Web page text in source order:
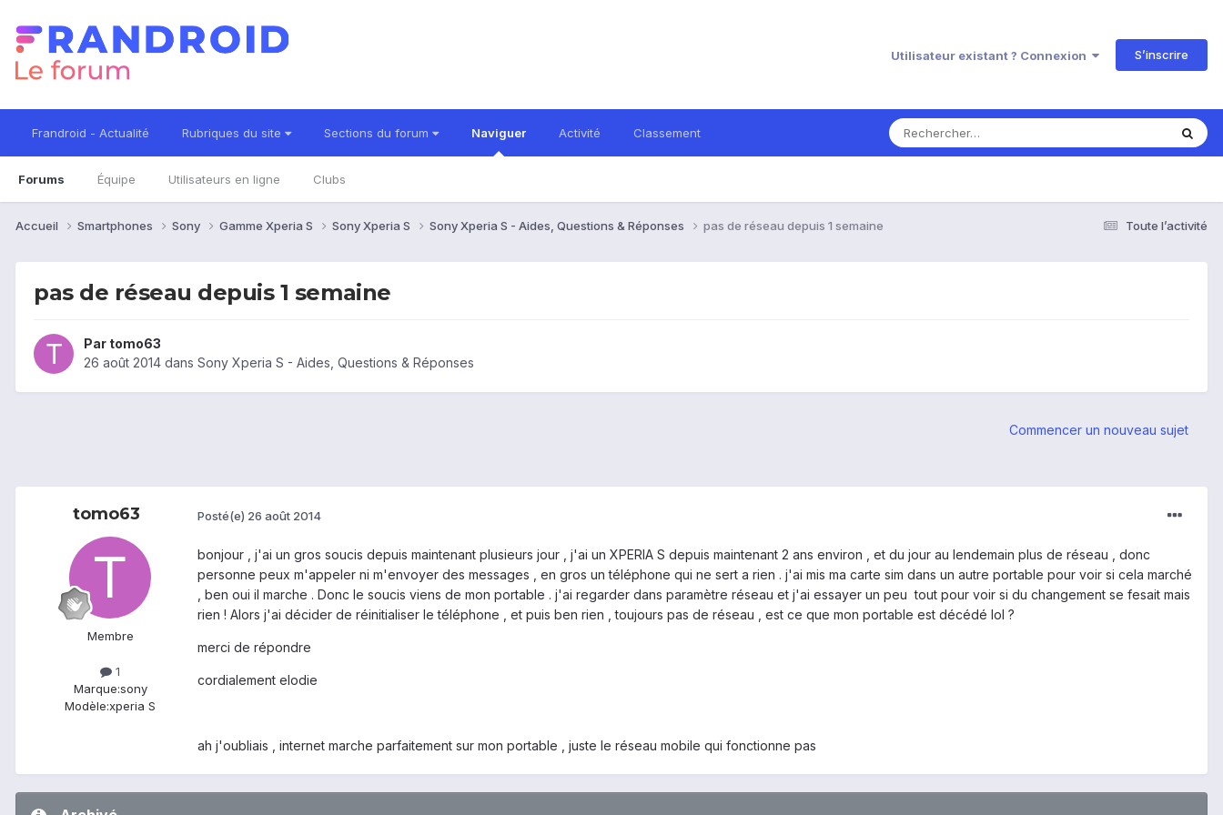
Utilisateur existant ? Connexion S’inscrire
Frandroid - Actualité Rubriques du site Sections du forum Naviguer
Forums Équipe Utilisateurs en ligne Clubs
Activité Classement
Toute l’activité
Accueil Smartphones Sony Gamme Xperia S Sony Xperia S Sony Xperia S - Aides, Questions & Réponses pas de réseau depuis 1 semaine
pas de réseau depuis 1 semaine
Par tomo63
26 août 2014 dans Sony Xperia S - Aides, Questions & Réponses
Commencer un nouveau sujet
tomo63
Membre
1
Marque:sony
Modèle:xperia S
Posté(e) 26 août 2014
bonjour , j'ai un gros soucis depuis maintenant plusieurs jour , j'ai un XPERIA S depuis maintenant 2 ans environ , et du jour au lendemain plus de réseau , donc
personne peux m'appeler ni m'envoyer des messages , en gros un téléphone qui ne sert a rien . j'ai mis ma carte sim dans un autre portable pour voir si cela marché
, ben oui il marche . Donc le soucis viens de mon portable . j'ai regarder dans paramètre réseau et j'ai essayer un peu tout pour voir si du changement se fesait mais
rien ! Alors j'ai décider de réinitialiser le téléphone , et puis ben rien , toujours pas de réseau , est ce que mon portable est décédé lol ?
merci de répondre
cordialement elodie
ah j'oubliais , internet marche parfaitement sur mon portable , juste le réseau mobile qui fonctionne pas